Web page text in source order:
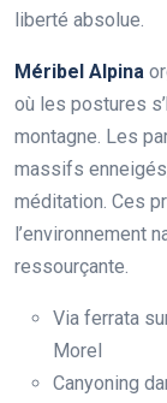
liberté absolue.
Méribel Alpina
où les postures
montagne. Les
massifs
méditation. Ces
l’environnement
ressourçante.
Via ferrata
Morel
Canyoning